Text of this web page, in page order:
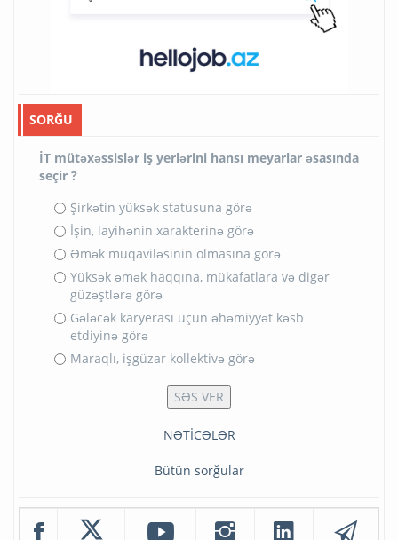
SORĞU
İT mütəxəssislər iş yerlərini hansı meyarlar əsasında
seçir ?
Şirkətin yüksək statusuna görə
İşin, layihənin xarakterinə görə
Əmək müqaviləsinin olmasına görə
Yüksək əmək haqqına, mükafatlara və digər
güzəştlərə görə
Gələcək karyerası üçün əhəmiyyət kəsb
etdiyinə görə
Maraqlı, işgüzar kollektivə görə
NƏTİCƏLƏR
Bütün sorğular